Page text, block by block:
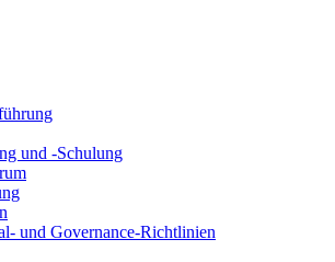
und -Schulung
und Governance-Richtlinien